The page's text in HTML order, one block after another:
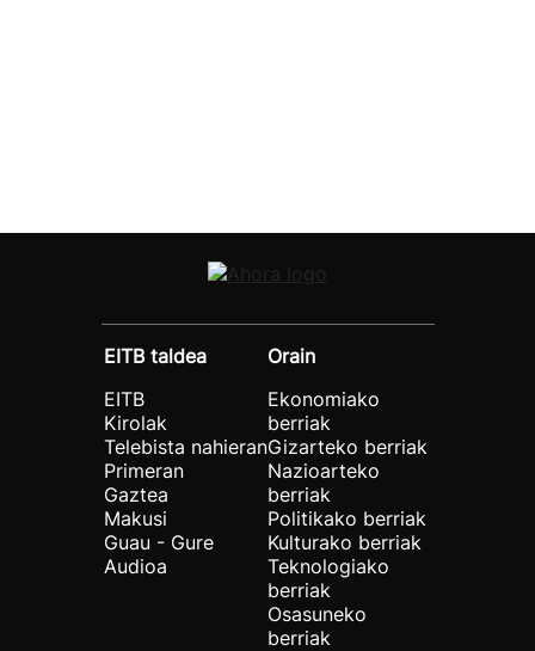
EITB taldea
EITB
Kirolak
Telebista nahieran
Primeran
Gaztea
Makusi
Guau - Gure
Audioa
Orain
Ekonomiako
berriak
Gizarteko berriak
Nazioarteko
berriak
Politikako berriak
Kulturako berriak
Teknologiako
berriak
Osasuneko
berriak